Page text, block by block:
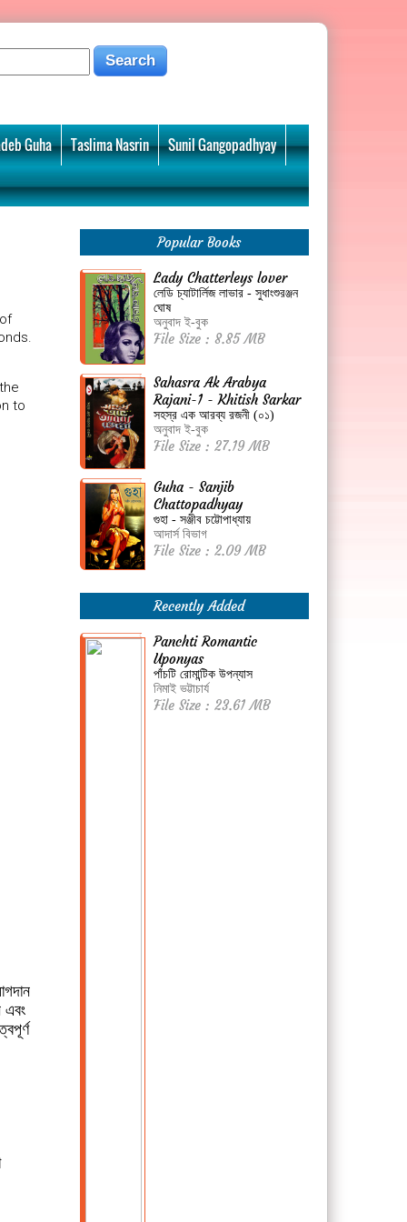
Guha Taslima Nasrin Sunil Gangopadhyay
to
এবং
Popular Books
Lady Chatterleys lover
লেডি চ্যাটার্লিজ লাভার - সুধাংশুরঞ্জন
ঘোষ
অনুবাদ ই-বুক
File Size : 8.85 MB
Sahasra Ak Arabya
Rajani-1 - Khitish Sarkar
সহস্র এক আরব্য রজনী (০১)
অনুবাদ ই-বুক
File Size : 27.19 MB
Guha - Sanjib
Chattopadhyay
গুহা - সঞ্জীব চট্টোপাধ্যায়
আদার্স বিভাগ
File Size : 2.09 MB
Recently Added
Panchti Romantic
Uponyas
পাঁচটি রোমান্টিক উপন্যাস
নিমাই ভট্টাচার্য
File Size : 23.61 MB